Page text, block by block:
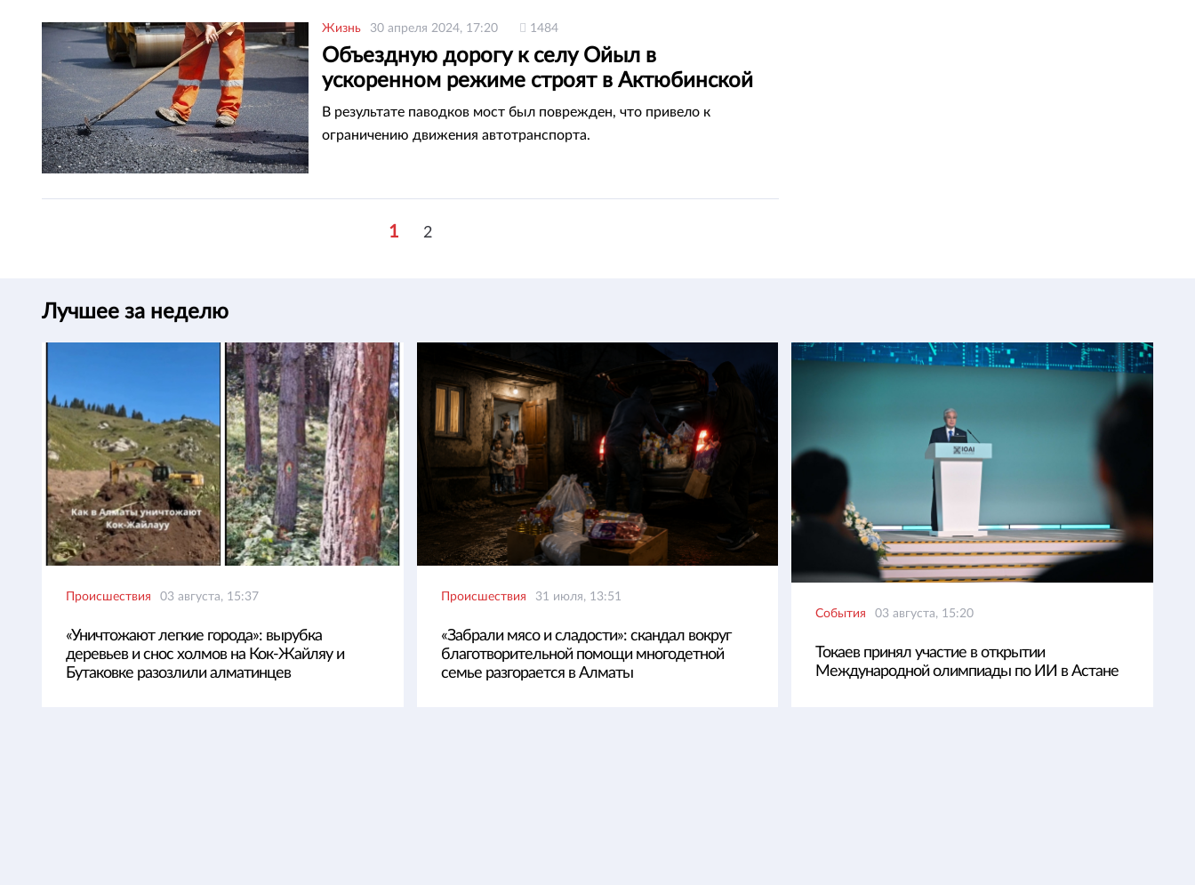
Жизнь 30 апреля 2024, 17:20 1484
Объездную дорогу к селу Ойыл в
ускоренном режиме строят в Актюбинской
области
В результате паводков мост был поврежден, что привело к
ограничению движения автотранспорта.
1 2
Лучшее за неделю
Происшествия 03 августа, 15:37
«Уничтожают легкие города»: вырубка
деревьев и снос холмов на Кок-Жайляу и
Бутаковке разозлили алматинцев
Происшествия 31 июля, 13:51
«Забрали мясо и сладости»: скандал вокруг
благотворительной помощи многодетной
семье разгорается в Алматы
События 03 августа, 15:20
Токаев принял участие в открытии
Международной олимпиады по ИИ в Астане